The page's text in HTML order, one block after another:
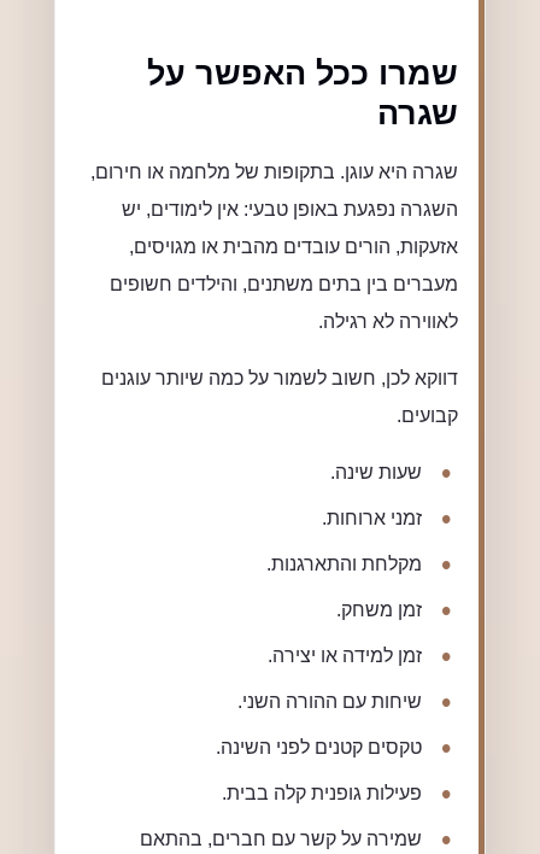
שמרו ככל האפשר על
שגרה
שגרה היא עוגן. בתקופות של מלחמה או חירום,
השגרה נפגעת באופן טבעי: אין לימודים, יש
אזעקות, הורים עובדים מהבית או מגויסים,
מעברים בין בתים משתנים, והילדים חשופים
לאווירה לא רגילה.
דווקא לכן, חשוב לשמור על כמה שיותר עוגנים
קבועים.
שעות שינה.
זמני ארוחות.
מקלחת והתארגנות.
זמן משחק.
זמן למידה או יצירה.
שיחות עם ההורה השני.
טקסים קטנים לפני השינה.
פעילות גופנית קלה בבית.
שמירה על קשר עם חברים, בהתאם